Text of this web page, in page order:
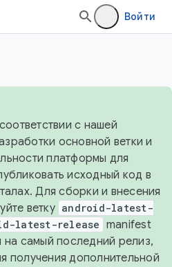
Войти
с нашей
основной ветки и
платформы для
исходный код в
Для сборки и внесения
ветку android-latest-
latest-release manifest
на самый последний релиз,
получения дополнительной